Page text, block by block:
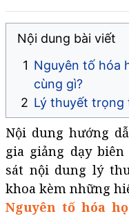
Nội dung bài viết
Nguyên tố hóa
cùng gì?
Lý thuyết trọng
Nội dung hướng
gia giảng dạy
sát nội dung lý
khoa kèm những
Nguyên tố hóa